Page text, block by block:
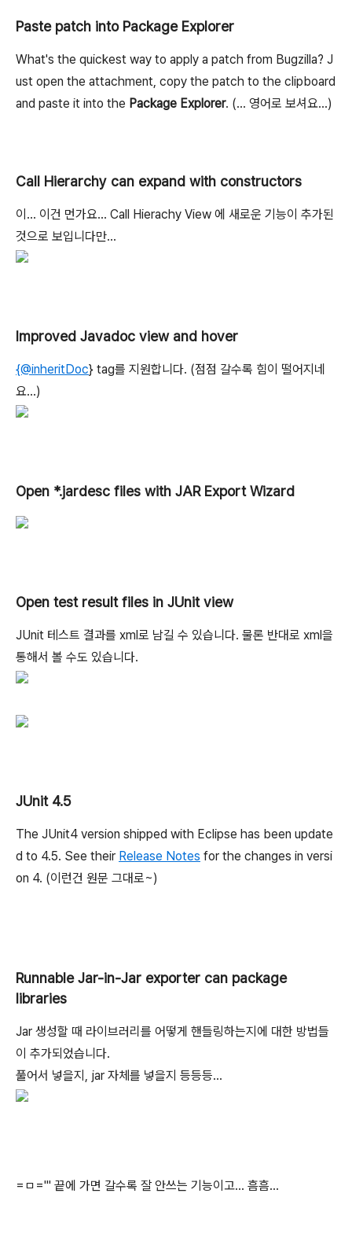
Paste patch into Package Explorer
What's the quickest way to apply a patch from Bugzilla? J
ust open the attachment, copy the patch to the clipboard
and paste it into the Package Explorer. (... 영어로 보셔요...)
Call Hierarchy can expand with constructors
이... 이건 먼가요... Call Hierachy View 에 새로운 기능이 추가된
것으로 보입니다만...
Improved Javadoc view and hover
{@inheritDoc} tag를 지원합니다. (점점 갈수록 힘이 떨어지네
요...)
Open *.jardesc files with JAR Export Wizard
Open test result files in JUnit view
JUnit 테스트 결과를 xml로 남길 수 있습니다. 물론 반대로 xml을
통해서 볼 수도 있습니다.
JUnit 4.5
The JUnit4 version shipped with Eclipse has been update
d to 4.5. See their Release Notes for the changes in versi
on 4. (이런건 원문 그대로~)
Runnable Jar-in-Jar exporter can package
libraries
Jar 생성할 때 라이브러리를 어떻게 핸들링하는지에 대한 방법들
이 추가되었습니다.
풀어서 넣을지, jar 자체를 넣을지 등등등...
=ㅁ=''' 끝에 가면 갈수록 잘 안쓰는 기능이고... 흠흠...